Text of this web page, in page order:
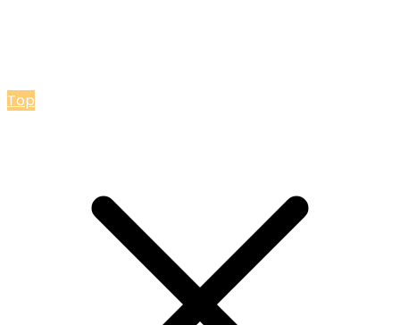
Top